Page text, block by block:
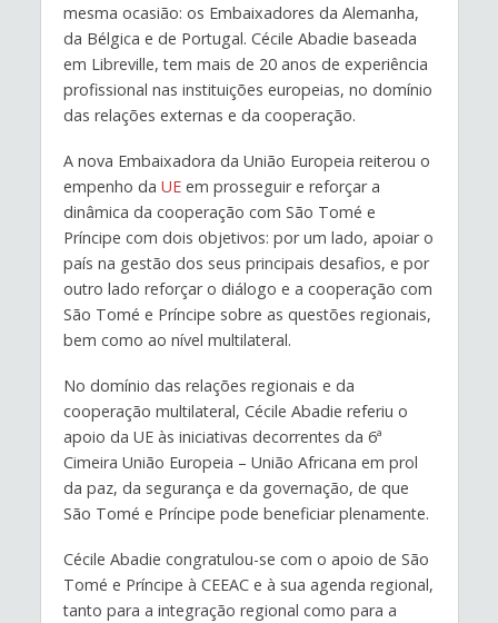
mesma ocasião: os Embaixadores da Alemanha,
da Bélgica e de Portugal. Cécile Abadie baseada
em Libreville, tem mais de 20 anos de experiência
profissional nas instituições europeias, no domínio
das relações externas e da cooperação.
A nova Embaixadora da União Europeia reiterou o
empenho da UEem prosseguir e reforçar a
dinâmica da cooperação com São Tomé e
Príncipe com dois objetivos: por um lado, apoiar o
país na gestão dos seus principais desafios, e por
outro lado reforçar o diálogo e a cooperação com
São Tomé e Príncipe sobre as questões regionais,
bem como ao nível multilateral.
No domínio das relações regionais e da
cooperação multilateral, Cécile Abadie referiu o
apoio da UE às iniciativas decorrentes da 6ª
Cimeira União Europeia – União Africana em prol
da paz, da segurança e da governação, de que
São Tomé e Príncipe pode beneficiar plenamente.
Cécile Abadie congratulou-se com o apoio de São
Tomé e Príncipe à CEEAC e à sua agenda regional,
tanto para a integração regional como para a